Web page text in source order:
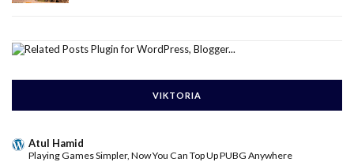
VIKTORIA
Atul Hamid
Playing Games Simpler, Now You Can Top Up PUBG Anywhere